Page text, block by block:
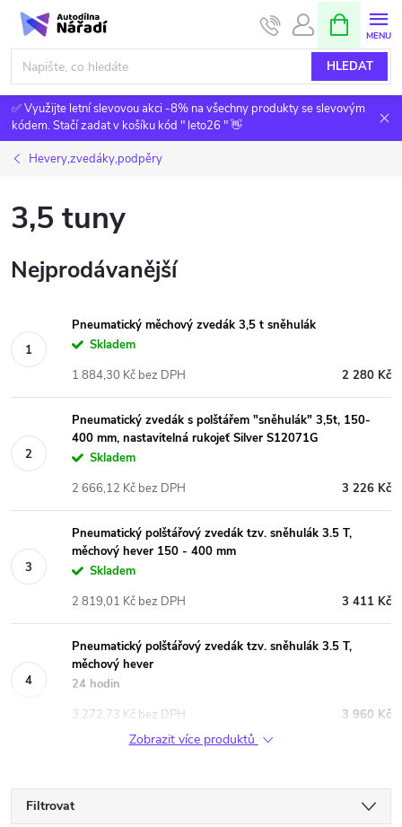
Přejít
obsah
HLEDAT
NÁKUPNÍ
KOŠÍK
✅ Využijte letní slevovou akci -8% na všechny produkty se slevovým
kódem. Stačí zadat v košíku kód " leto26 " 👋
Hevery,zvedáky,podpěry
3,5 tuny
Nejprodávanější
Pneumatický měchový zvedák 3,5 t sněhulák
Skladem
2 280 Kč
1 884,30 Kč bez DPH
Pneumatický zvedák s polštářem "sněhulák" 3,5t, 150-
400 mm, nastavitelná rukojeť Silver S12071G
Skladem
3 226 Kč
2 666,12 Kč bez DPH
Pneumatický polštářový zvedák tzv. sněhulák 3.5 T,
měchový hever 150 - 400 mm
Skladem
3 411 Kč
2 819,01 Kč bez DPH
Pneumatický polštářový zvedák tzv. sněhulák 3.5 T,
měchový hever
24 hodin
3 960 Kč
3 272,73 Kč bez DPH
Zobrazit více produktů
Filtrovat